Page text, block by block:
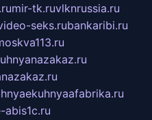
mir-tk.ruvlknrussia.ru
seks.rubankaribi.ru
abis1c.ru